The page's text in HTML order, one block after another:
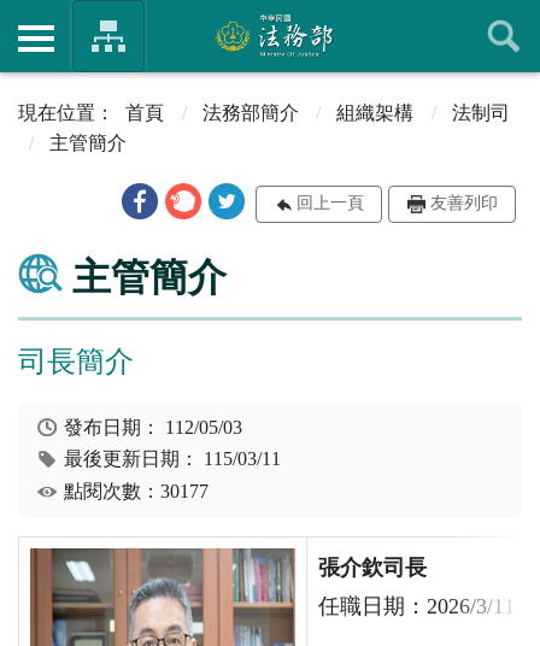
首頁 法務部簡介 組織架構
法制司
主管簡介
回上一頁 友善列印
主管簡介
司長簡介
發布日期： 112/05/03
最後更新日期： 115/03/11
點閱次數：30177
張介欽司長
任職日期：2026/3/11